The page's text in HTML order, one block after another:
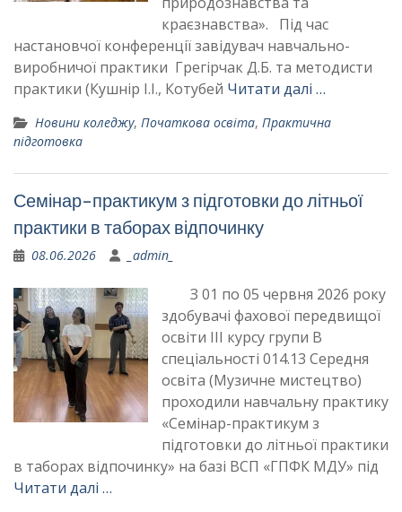
краєзнавства». Під час
настановчої конференції завідувач навчально-
виробничої практики Грегірчак Д.Б. та методисти
практики (Кушнір І.І., Котубей Читати далі …
Новини коледжу, Початкова освіта, Практична
підготовка
Семінар-практикум з підготовки до літньої
практики в таборах відпочинку
08.06.2026 _admin_
З 01 по 05 червня 2026 року
здобувачі фахової передвищої
освіти ІІІ курсу групи В
спеціальності 014.13 Середня
освіта (Музичне мистецтво)
проходили навчальну практику
«Семінар-практикум з
підготовки до літньої практики
в таборах відпочинку» на базі ВСП «ГПФК МДУ» під
Читати далі …